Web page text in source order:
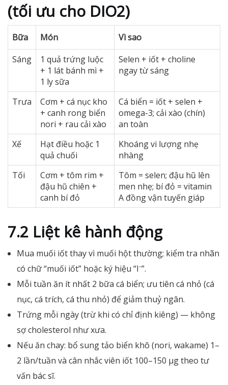
(tối ưu cho DIO2)
Bữa Món
Vì sao
Sáng
1 quả trứng luộc
+ 1 lát bánh mì +
1 ly sữa
Selen + iốt + choline
ngay từ sáng
Trưa
Cơm + cá nục kho
+ canh rong biển
nori + rau cải xào
Cá biển = iốt + selen +
omega-3; cải xào (chín)
an toàn
Xế
Hạt điều hoặc 1
quả chuối
Khoáng vi lượng nhẹ
nhàng
Tối
Cơm + tôm rim +
đậu hũ chiên +
canh bí đỏ
Tôm = selen; đậu hũ lên
men nhẹ; bí đỏ = vitamin
A đồng vận tuyến giáp
7.2 Liệt kê hành động
Mua muối iốt thay vì muối hột thường; kiểm tra nhãn
có chữ “muối iốt” hoặc ký hiệu “I⁻”.
Mỗi tuần ăn ít nhất 2 bữa cá biển; ưu tiên cá nhỏ (cá
nục, cá trích, cá thu nhỏ) để giảm thuỷ ngân.
Trứng mỗi ngày (trừ khi có chỉ định kiêng) — không
sợ cholesterol như xưa.
Nếu ăn chay: bổ sung tảo biển khô (nori, wakame) 1–
2 lần/tuần và cân nhắc viên iốt 100–150 µg theo tư
vấn bác sĩ.